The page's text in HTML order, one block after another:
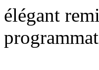
élégant